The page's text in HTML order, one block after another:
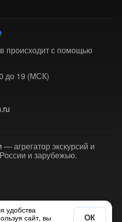
происходит с помощью
до 19 (МСК)
агрегатор экскурсий и
и зарубежью.
удобства
сайт, вы
ОК